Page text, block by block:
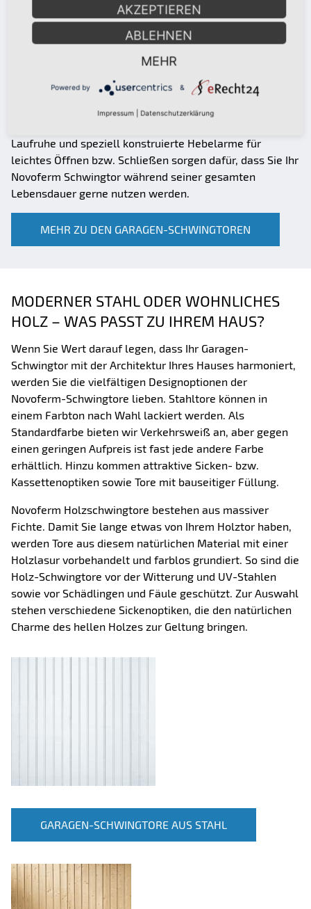
VORZÜGE WÄHREND EINBAU UND
Auch ansonsten erweisen sich Garagen-Schwingtore von
Novoferm als vorteilhaft. Bereits beim Einbau
überzeugen sie, sei als vormontiertes Tor in Normgröße
oder als passgenaues Tor für die Fertiggarage. Das gilt
Laufruhe und speziell konstruierte Hebelarme für
leichtes Öffnen bzw. Schließen sorgen dafür, dass Sie Ihr
Novoferm Schwingtor während seiner gesamten
Lebensdauer gerne nutzen werden.
MEHR ZU DEN GARAGEN-SCHWINGTOREN
MODERNER STAHL ODER WOHNLICHES
HOLZ – WAS PASST ZU IHREM HAUS?
Wenn Sie Wert darauf legen, dass Ihr Garagen-
Schwingtor mit der Architektur Ihres Hauses harmoniert,
werden Sie die vielfältigen Designoptionen der
Novoferm-Schwingtore lieben. Stahltore können in
einem Farbton nach Wahl lackiert werden. Als
Standardfarbe bieten wir Verkehrsweiß an, aber gegen
einen geringen Aufpreis ist fast jede andere Farbe
erhältlich. Hinzu kommen attraktive Sicken- bzw.
Kassettenoptiken sowie Tore mit bauseitiger Füllung.
Novoferm Holzschwingtore bestehen aus massiver
Fichte. Damit Sie lange etwas von Ihrem Holztor haben,
werden Tore aus diesem natürlichen Material mit einer
Holzlasur vorbehandelt und farblos grundiert. So sind die
Holz-Schwingtore vor der Witterung und UV-Stahlen
sowie vor Schädlingen und Fäule geschützt. Zur Auswahl
stehen verschiedene Sickenoptiken, die den natürlichen
Charme des hellen Holzes zur Geltung bringen.
GARAGEN-SCHWINGTORE AUS STAHL
AKZEPTIEREN
ABLEHNEN
MEHR
Powered by &
Impressum Datenschutzerklärung